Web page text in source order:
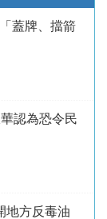
蓋牌、擋箭
認為恐令民
方反毒油